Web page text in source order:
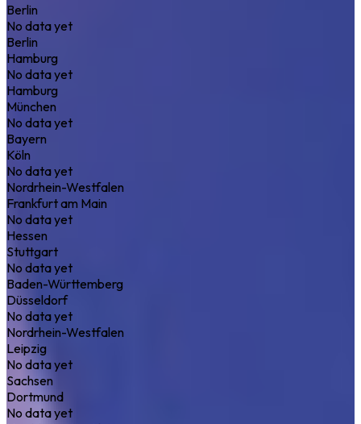
Berlin
No data yet
Berlin
Hamburg
No data yet
Hamburg
München
No data yet
Bayern
Köln
No data yet
Nordrhein-Westfalen
Frankfurt am Main
No data yet
Hessen
Stuttgart
No data yet
Baden-Württemberg
Düsseldorf
No data yet
Nordrhein-Westfalen
Leipzig
No data yet
Sachsen
Dortmund
No data yet